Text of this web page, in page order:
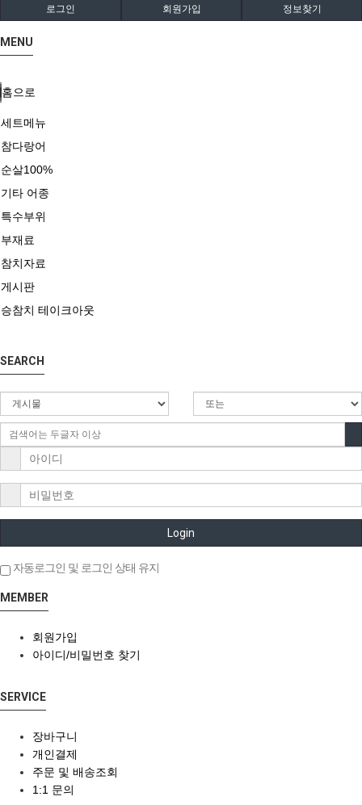
로그인 회원가입 정보찾기
MENU
홈으로
세트메뉴
참다랑어
순살100%
기타 어종
특수부위
부재료
참치자료
게시판
승참치 테이크아웃
SEARCH
Login
자동로그인 및 로그인 상태 유지
MEMBER
회원가입
아이디/비밀번호 찾기
SERVICE
장바구니
개인결제
주문 및 배송조회
1:1 문의